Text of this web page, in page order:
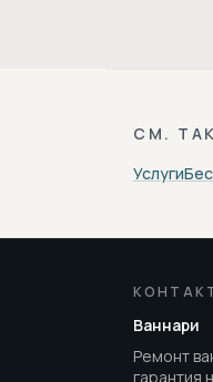
СМ.
Услуги
Ваннари
Ремонт
гарантия